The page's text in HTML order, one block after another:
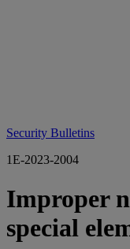
Security Bulletins
1E-2023-2004
Improper
special